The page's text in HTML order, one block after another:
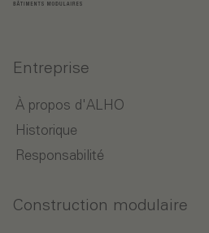
Entreprise
À propos d'ALHO
Historique
Responsabilité
Construction modulaire